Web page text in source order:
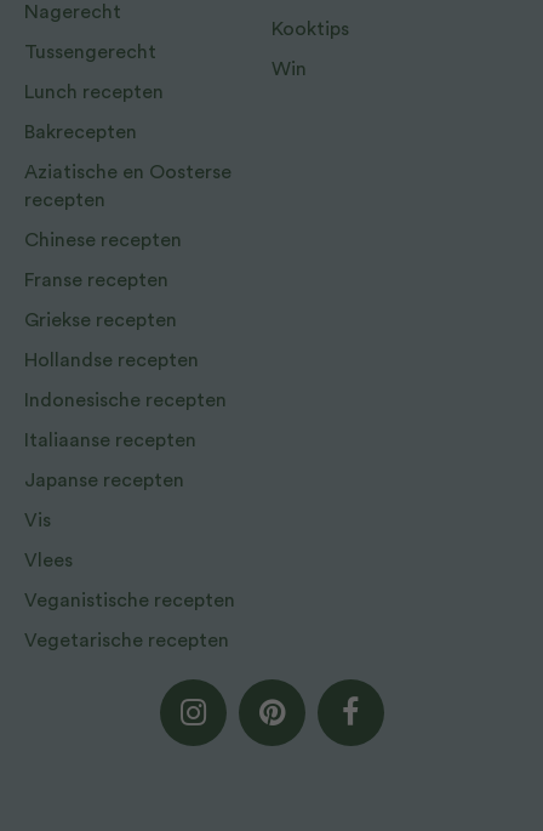
Nagerecht
Tussengerecht
Lunch recepten
Bakrecepten
Aziatische en Oosterse
recepten
Chinese recepten
Franse recepten
Griekse recepten
Hollandse recepten
Indonesische recepten
Italiaanse recepten
Japanse recepten
Vis
Vlees
Veganistische recepten
Vegetarische recepten
Kooktips
Win